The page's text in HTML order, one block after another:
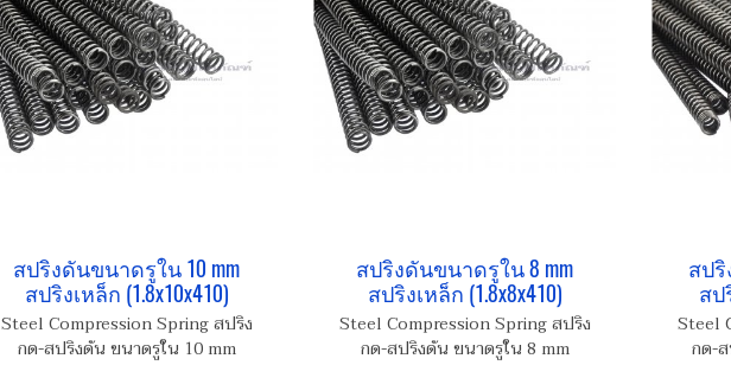
สปริงดันขนาดรูใน 10 mm
สปริงเหล็ก (1.8x10x410)
Steel Compression Spring สปริง
กด-สปริงดัน ขนาดรูใน 10 mm
สปริงดันขนาดรูใน 8 mm
สปริงเหล็ก (1.8x8x410)
Steel Compression Spring สปริง
กด-สปริงดัน ขนาดรูใน 8 mm
สปริ
สป
Steel
กด-